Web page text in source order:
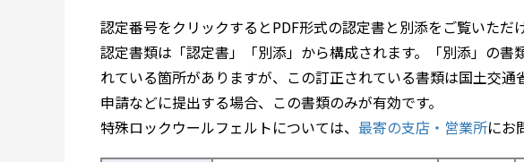
認定番号をクリックするとPDF形式の認定書と別添をご覧いただけ
認定書類は「認定書」「別添」から構成されます。「別添」の
れている箇所がありますが、この訂正されている書類は国土交
申請などに提出する場合、この書類のみが有効です。
特殊ロックウールフェルトについては、 最寄の支店・営業所にお